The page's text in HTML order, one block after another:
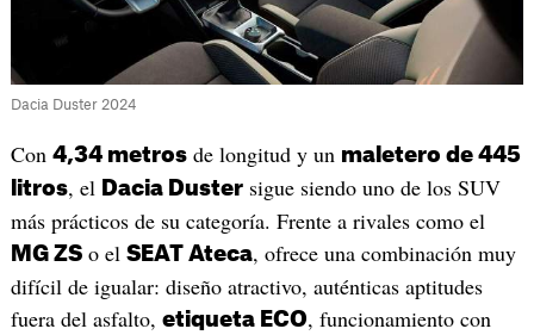
Dacia Duster 2024
Con 4,34 metrosde longitud y un maletero de 445
litros, el Dacia Dustersigue siendo uno de los SUV
más prácticos de su categoría. Frente a rivales como el
MG ZSo el SEAT Ateca, ofrece una combinación muy
difícil de igualar: diseño atractivo, auténticas aptitudes
fuera del asfalto, etiqueta ECO, funcionamiento con